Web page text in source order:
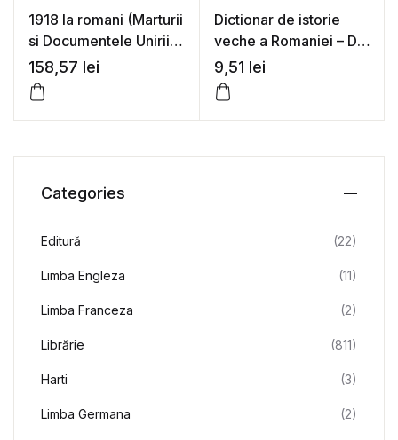
1918 la romani (Marturii
si Documentele Unirii),
vol. 1 – 4 – Colectiv de
autori
158,57 lei
Dictionar de istorie
veche a Romaniei – D.
M. Pippidi (coord.)
9,51 lei
Categories
Editură (22)
Limba Engleza (11)
Limba Franceza (2)
Librărie (811)
Harti (3)
Limba Germana (2)